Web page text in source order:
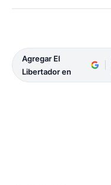
Agregar El
Libertador en